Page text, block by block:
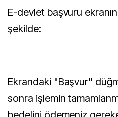
E-devlet başvuru
şekilde:
Ekrandaki "Başvur"
sonra işlemin
bedelini ödemeniz